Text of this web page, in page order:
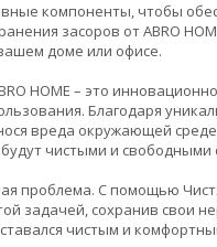
компоненты, чтобы
засоров от ABRO
доме или офисе.
HOME – это
Благодаря
вреда окружающей
чистыми и свободными
проблема. С помощью
задачей, сохранив
чистым и